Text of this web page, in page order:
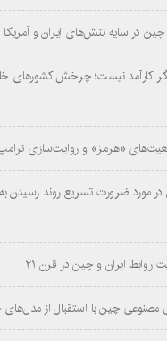
در سایه تنش‌های ایران و آمریکا
کارآمد نیست؛ چرخش کشورهای
«هرمز» و روایت‌سازی
مورد ضرورت تسریع روند رسیدن
روابط ایران و چین در قرن ۲۱
چین با استقبال از مدل‌های